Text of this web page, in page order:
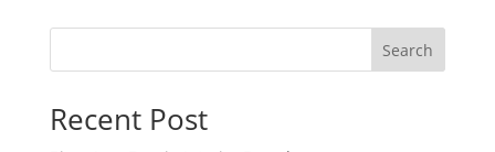
Search
Recent Post